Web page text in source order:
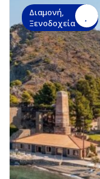
Διαμονή,
Ξενοδοχεία